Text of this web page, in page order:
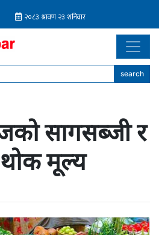
search
सागसब्जी र
मूल्य